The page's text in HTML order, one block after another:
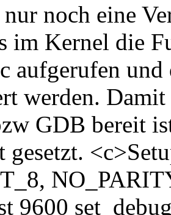
noch eine
im Kernel die
aufgerufen
werden. Damit
GDB bereit
gesetzt.
9600